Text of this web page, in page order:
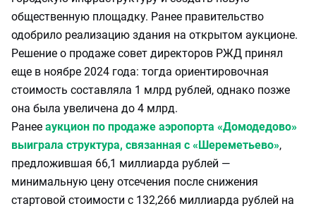
общественную площадку. Ранее правительство
одобрило реализацию здания на открытом аукционе.
Решение о продаже совет директоров РЖД принял
еще в ноябре 2024 года: тогда ориентировочная
стоимость составляла 1 млрд рублей, однако позже
она была увеличена до 4 млрд.
Ранее аукцион по продаже аэропорта «Домодедово»
выиграла структура, связанная с «Шереметьево»,
предложившая 66,1 миллиарда рублей —
минимальную цену отсечения после снижения
стартовой стоимости с 132,266 миллиарда рублей на